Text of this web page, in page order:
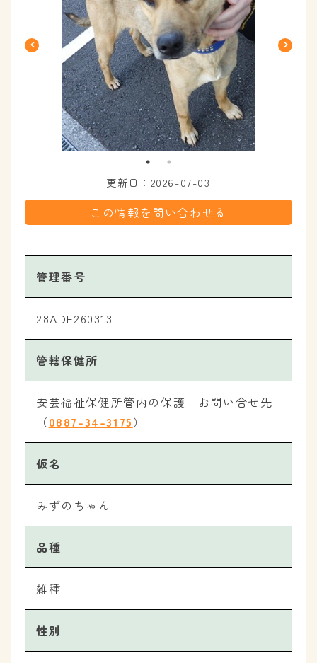
更新日：2026-07-03
この情報を問い合わせる
管理番号
28ADF260313
管轄保健所
安芸福祉保健所管内の保護 お問い合せ先
（0887-34-3175）
仮名
みずのちゃん
品種
雑種
性別